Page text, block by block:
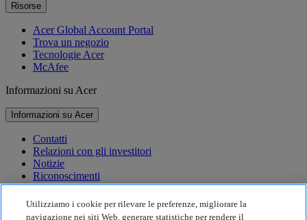
Risorse
Acer Global Account Portal
Trova un negozio
Tecnologie Acer
McAfee
Informazioni su Acer
Informazioni su Acer
Contatti
Relazioni con gli investitori
Notizie
Riconoscimenti
Eventi
Sostenibilità
Utilizziamo i cookie per rilevare le preferenze, migliorare la
navigazione nei siti Web, generare statistiche per rendere il